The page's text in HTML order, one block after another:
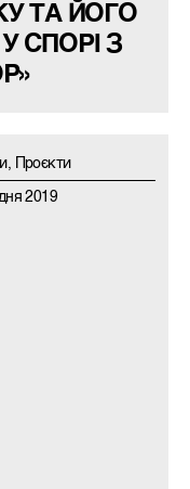
ТА ЙОГО
СПОРІ З
Проєкти
2019